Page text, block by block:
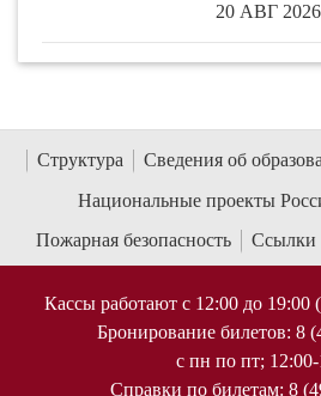
20 АВГ 2026
Структура
Сведения об
Национальные проекты
Пожарная безопасность
Ссылки
Кассы работают с 12:00 до 19:00
Бронирование билетов: 8
с пн по пт;
Справки по билетам: 8